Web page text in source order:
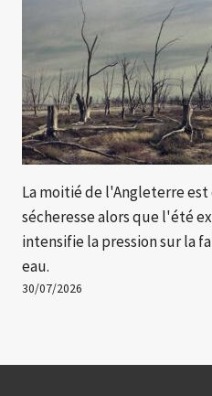
La moitié de l'Angleterre
sécheresse alors que l'été
intensifie la pression sur la
eau.
30/07/2026